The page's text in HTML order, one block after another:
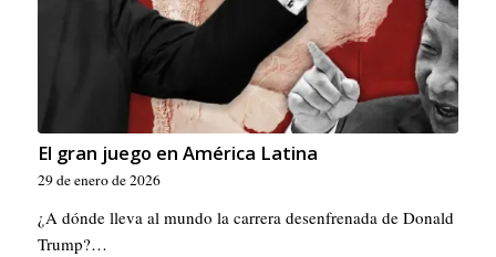
El gran juego en América Latina
29 de enero de 2026
¿A dónde lleva al mundo la carrera desenfrenada de Donald
Trump?…